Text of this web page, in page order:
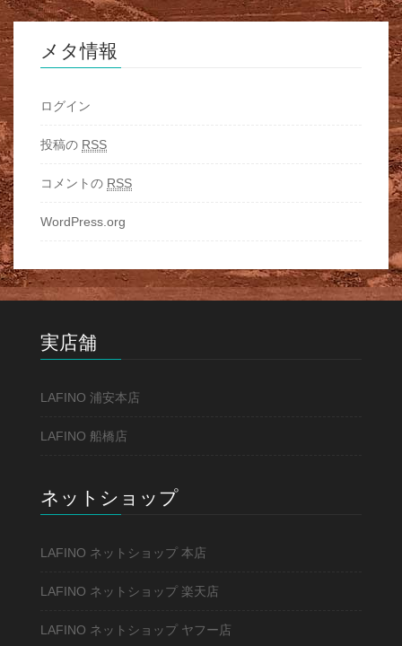
メタ情報
ログイン
投稿の RSS
コメントの RSS
WordPress.org
実店舗
LAFINO 浦安本店
LAFINO 船橋店
ネットショップ
LAFINO ネットショップ 本店
LAFINO ネットショップ 楽天店
LAFINO ネットショップ ヤフー店